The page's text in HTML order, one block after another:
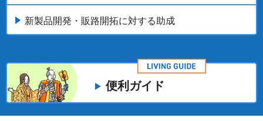
新製品開発・販路開拓に対する助成
便利ガイド